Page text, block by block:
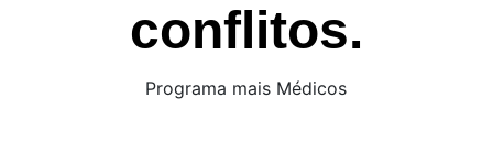
conflitos.
Programa mais Médicos